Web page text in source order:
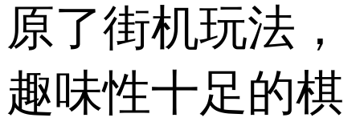
原了街机玩法，
趣味性十足的棋